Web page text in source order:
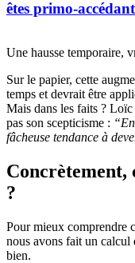
êtes primo-
Une hausse temporaire,
Sur le papier, cette
temps et devrait être
Mais dans les faits ?
pas son scepticisme :
fâcheuse tendance à
Concrètement,
?
Pour mieux comprendre
nous avons fait un
bien.